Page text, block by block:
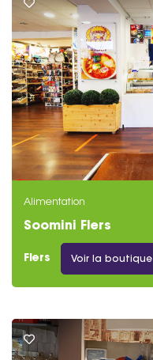
Alimentation
Soomini Flers
Flers Voir la boutique